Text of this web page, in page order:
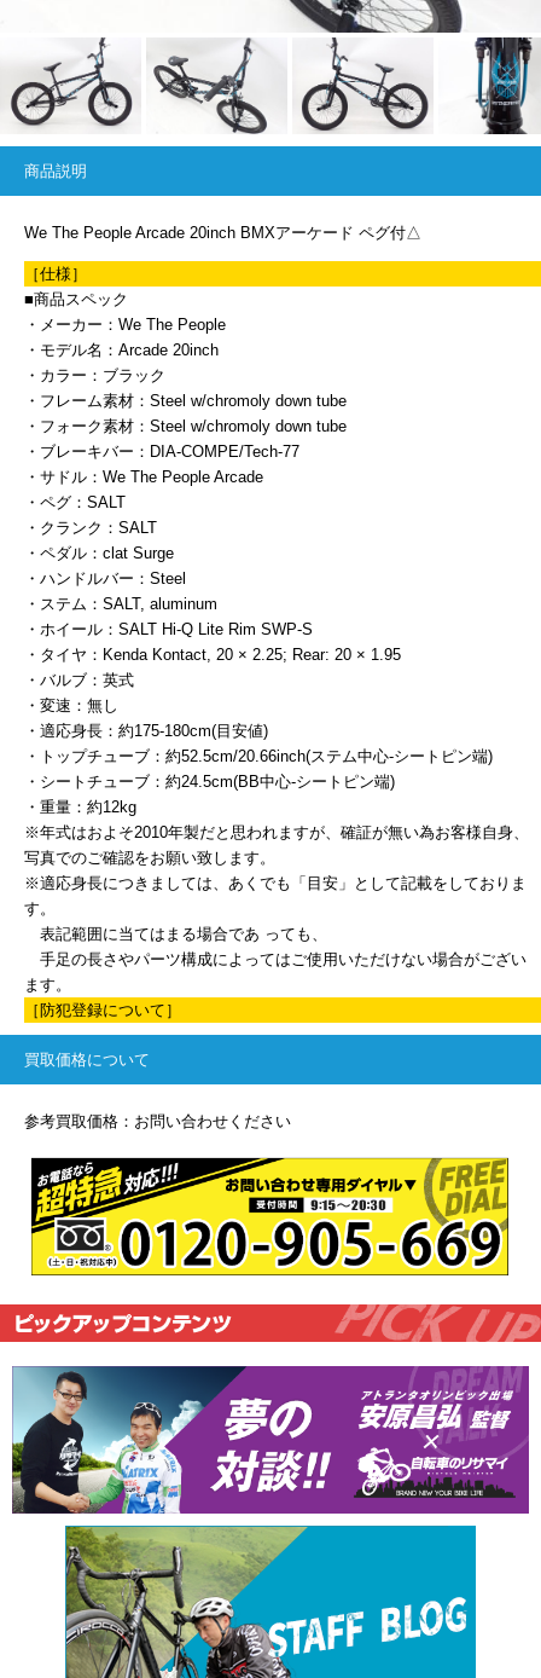
商品説明
We The People Arcade 20inch BMXアーケード ペグ付△
［仕様］
■商品スペック
・メーカー：We The People
・モデル名：Arcade 20inch
・カラー：ブラック
・フレーム素材：Steel w/chromoly down tube
・フォーク素材：Steel w/chromoly down tube
・ブレーキバー：DIA-COMPE/Tech-77
・サドル：We The People Arcade
・ペグ：SALT
・クランク：SALT
・ペダル：clat Surge
・ハンドルバー：Steel
・ステム：SALT, aluminum
・ホイール：SALT Hi-Q Lite Rim SWP-S
・タイヤ：Kenda Kontact, 20 × 2.25; Rear: 20 × 1.95
・バルブ：英式
・変速：無し
・適応身長：約175-180cm(目安値)
・トップチューブ：約52.5cm/20.66inch(ステム中心-シートピン端)
・シートチューブ：約24.5cm(BB中心-シートピン端)
・重量：約12kg
※年式はおよそ2010年製だと思われますが、確証が無い為お客様自身、
写真でのご確認をお願い致します。
※適応身長につきましては、あくでも「目安」として記載をしておりま
す。
表記範囲に当てはまる場合であ っても、
手足の長さやパーツ構成によってはご使用いただけない場合がござい
ます。
［防犯登録について］
買取価格について
参考買取価格：お問い合わせください